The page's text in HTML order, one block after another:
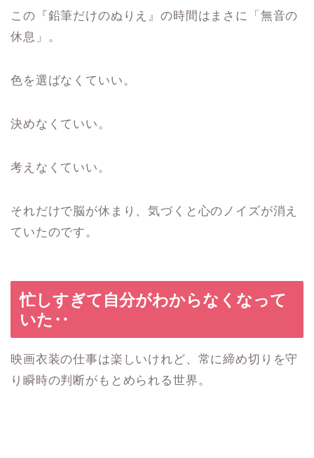
この『鉛筆だけのぬりえ』の時間はまさに「無音の
休息」。
色を選ばなくていい。
決めなくていい。
考えなくていい。
それだけで脳が休まり、気づくと心のノイズが消え
ていたのです。
忙しすぎて自分がわからなくなって
いた‥
映画衣装の仕事は楽しいけれど、常に締め切りを守
り瞬時の判断がもとめられる世界。